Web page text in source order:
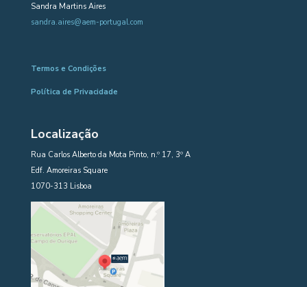
Sandra Martins Aires
sandra.aires@aem-portugal.com
Termos e Condições
Política de Privacidade
Localização
Rua Carlos Alberto da Mota Pinto, n.º 17, 3º A
Edf. Amoreiras Square
1070-313 Lisboa